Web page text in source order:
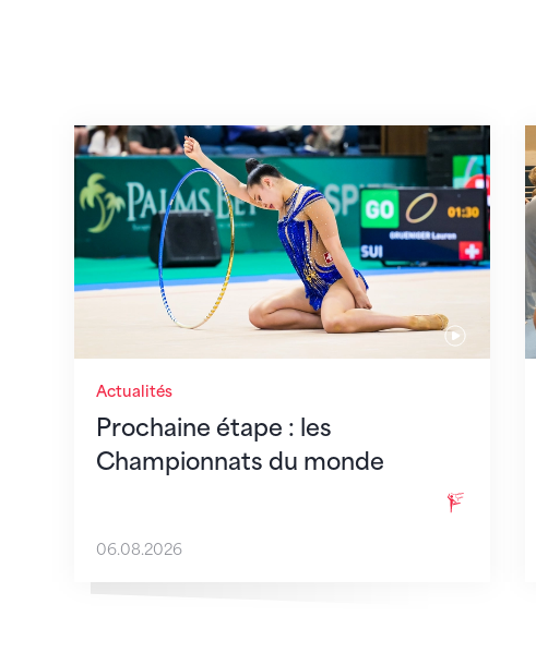
Actualités
Prochaine étape : les
Championnats du monde
Prochaine étape : les Championnats du monde
06.08.2026